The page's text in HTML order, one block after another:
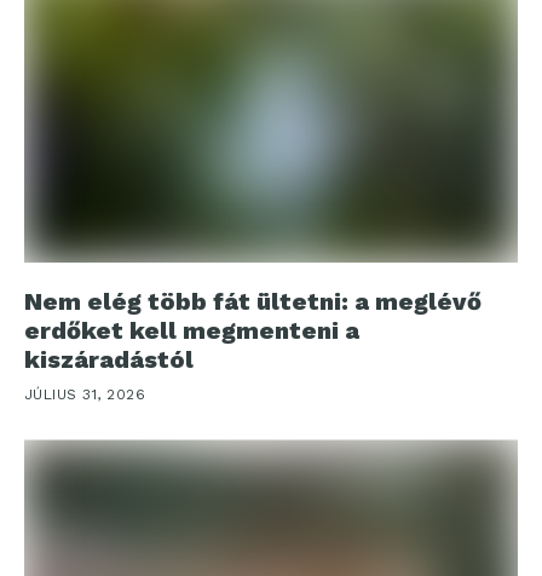
Nem elég több fát ültetni: a meglévő
erdőket kell megmenteni a
kiszáradástól
JÚLIUS 31, 2026